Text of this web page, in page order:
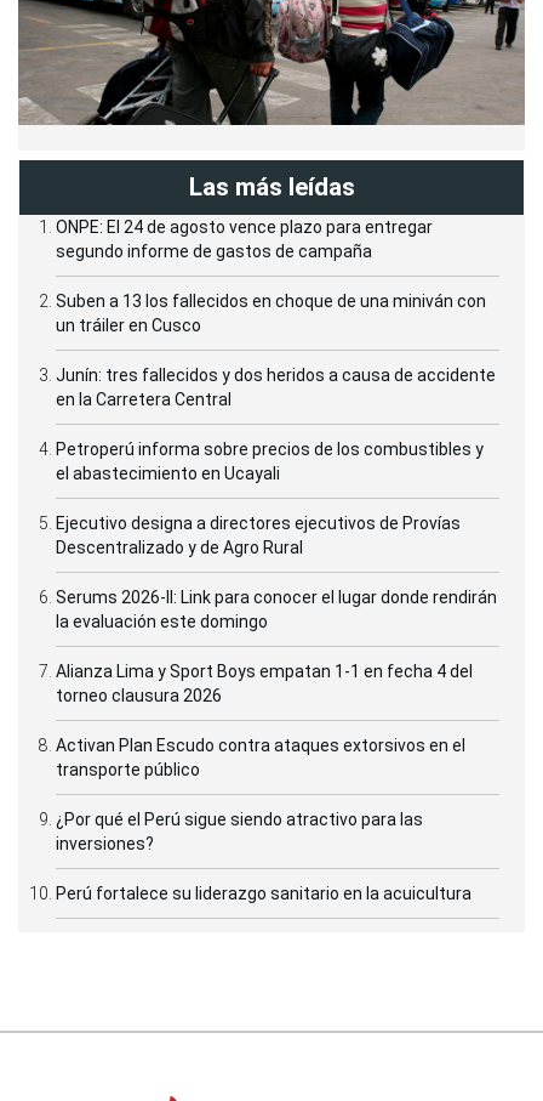
Las más leídas
ONPE: El 24 de agosto vence plazo para entregar
segundo informe de gastos de campaña
Suben a 13 los fallecidos en choque de una miniván con
un tráiler en Cusco
Junín: tres fallecidos y dos heridos a causa de accidente
en la Carretera Central
Petroperú informa sobre precios de los combustibles y
el abastecimiento en Ucayali
Ejecutivo designa a directores ejecutivos de Provías
Descentralizado y de Agro Rural
Serums 2026-II: Link para conocer el lugar donde rendirán
la evaluación este domingo
Alianza Lima y Sport Boys empatan 1-1 en fecha 4 del
torneo clausura 2026
Activan Plan Escudo contra ataques extorsivos en el
transporte público
¿Por qué el Perú sigue siendo atractivo para las
inversiones?
Perú fortalece su liderazgo sanitario en la acuicultura